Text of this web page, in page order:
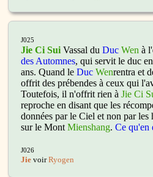
J025
Jie Ci Sui Vassal duDucWen à
des Automnes, qui servit le duc
ans. Quand leDucWenrentra et
offrit des prébendes à ceux qui
Toutefois, il n'offrit rien àJie Ci
reproche en disant que les
données par le Ciel et non par les
sur le MontMienshang.Ce qu'en
J026
Jie voirRyogen